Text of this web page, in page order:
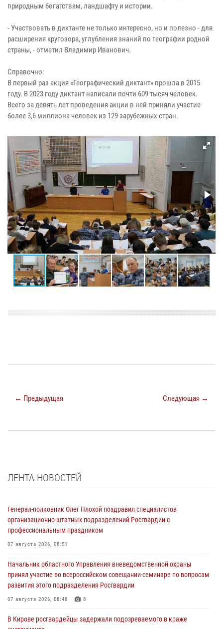
природным богатствам, ландшафту и истории.
- Участвовать в диктанте не только интересно, но и полезно - для
расширения кругозора, углубления знаний по географии родной
страны, - отметил Владимир Иванович.
Справочно:
В первый раз акция «Географический диктант» прошла в 2015
году. В 2023 году диктант написали почти 609 тысяч человек.
Всего за девять лет проведения акции в ней приняли участие
более 3,6 миллиона человек из 129 зарубежных стран.
← Предыдущая Следующая →
ЛЕНТА НОВОСТЕЙ
Генерал-полковник Олег Плохой поздравил специалистов
организационно-штатных подразделений Росгвардии с
профессиональным праздником
07 августа 2026, 08:51
Начальник областного Управления вневедомственной охраны
принял участие во всероссийском совещании-семинаре по вопросам
развития этого подразделения Росгвардии
07 августа 2026, 08:48 8
В Кирове росгвардейцы задержали подозреваемого в краже